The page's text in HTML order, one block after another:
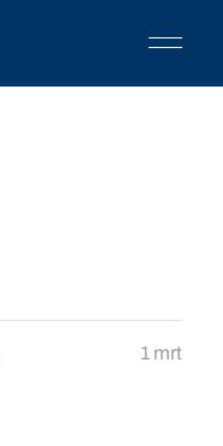
1 mrt